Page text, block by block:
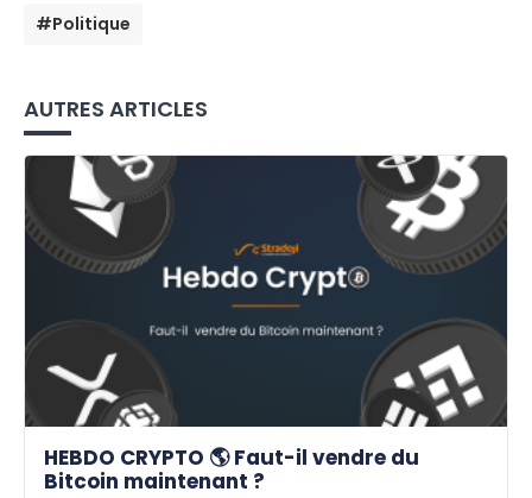
#Politique
AUTRES ARTICLES
HEBDO CRYPTO 🌎 Faut-il vendre du
Bitcoin maintenant ?